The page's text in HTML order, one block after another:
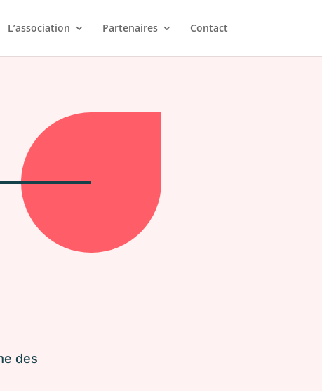
L’association Partenaires Contact
des